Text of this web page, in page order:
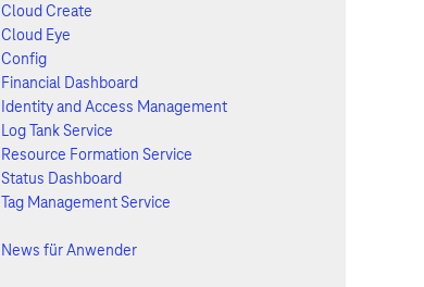
Cloud Create
Cloud Eye
Config
Financial Dashboard
Identity and Access Management
Log Tank Service
Resource Formation Service
Status Dashboard
Tag Management Service
News für Anwender